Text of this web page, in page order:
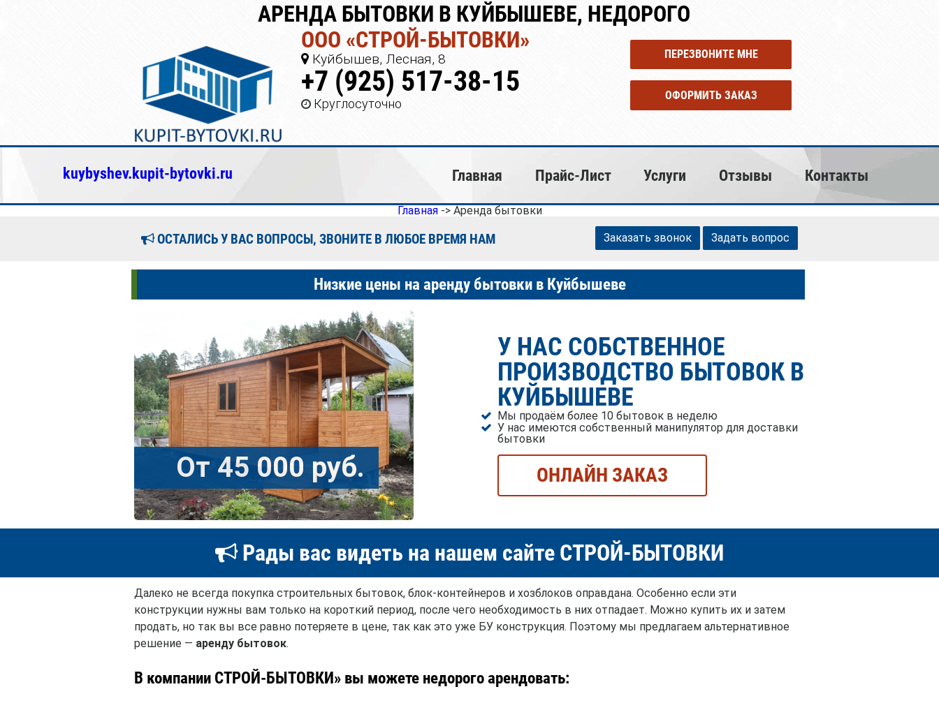
АРЕНДА БЫТОВКИ В КУЙБЫШЕВЕ, НЕДОРОГО
ООО «СТРОЙ-БЫТОВКИ»
Куйбышев, Лесная, 8
+7 (925) 517-38-15
Круглосуточно
ПЕРЕЗВОНИТЕ МНЕ
ОФОРМИТЬ ЗАКАЗ
kuybyshev.kupit-bytovki.ru Главная Прайс-Лист Услуги Отзывы Контакты
Главная-> Аренда бытовки
ОСТАЛИСЬ У ВАС ВОПРОСЫ, ЗВОНИТЕ В ЛЮБОЕ ВРЕМЯ НАМ Заказать звонок Задать вопрос
Низкие цены на аренду бытовки в Куйбышеве
От 45 000 руб.
У НАС СОБСТВЕННОЕ
ПРОИЗВОДСТВО БЫТОВОК В
КУЙБЫШЕВЕ
Мы продаём более 10 бытовок в неделю
У нас имеются собственный манипулятор для доставки
бытовки
ОНЛАЙН ЗАКАЗ
Рады вас видеть на нашем сайте СТРОЙ-БЫТОВКИ
Далеко не всегда покупка строительных бытовок, блок-контейнеров и хозблоков оправдана. Особенно если эти
конструкции нужны вам только на короткий период, после чего необходимость в них отпадает. Можно купить их и затем
продать, но так вы все равно потеряете в цене, так как это уже БУ конструкция. Поэтому мы предлагаем альтернативное
решение — аренду бытовок.
В компании СТРОЙ-БЫТОВКИ» вы можете недорого арендовать: